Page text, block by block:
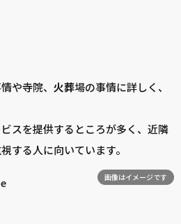
や寺院、 火葬場の事情に詳しく、
スを提供するところが多く、近隣
する人に向いています。
画像はイメージです